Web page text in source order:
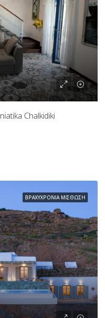
Chalkidiki
ΒΡΑΧΥΧΡΌΝΙΑ ΜΊΣΘΩΣΗ